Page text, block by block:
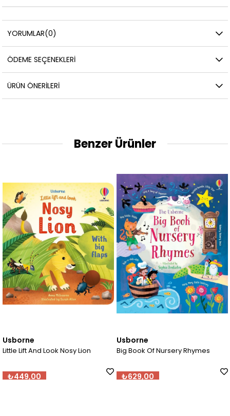
YORUMLAR(0)
ÖDEME SEÇENEKLERI
ÜRÜN ÖNERILERI
Benzer Ürünler
Look Nosy Lion Big Book Of Nursery Rhymes
₺629,00
Elmer